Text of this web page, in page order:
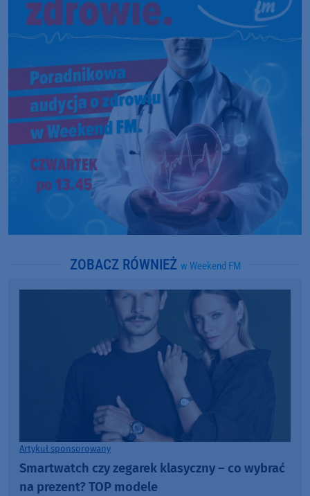
ZOBACZ RÓWNIEŻ w Weekend FM
Artykuł sponsorowany
Smartwatch czy zegarek klasyczny – co wybrać
na prezent? TOP modele